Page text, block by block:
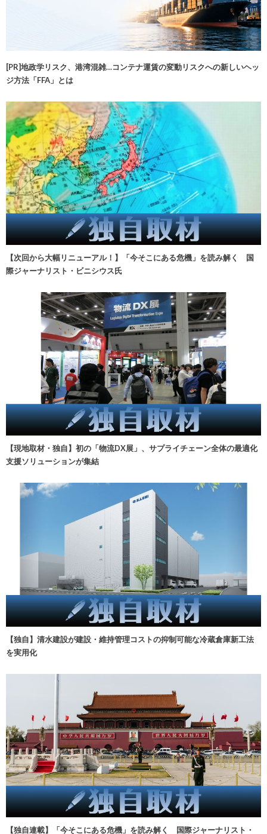
[PR]地政学リスク、港湾混雑…コンテナ運賃の変動リスクへの新しいヘッ
ジ方法「FFA」とは
【次回から大幅リニューアル！】「今そこにある危機」を読み解く 国
際ジャーナリスト・ビニシウス氏
【現地取材・独自】初の「物流DX展」、サプライチェーン全体の最適化
支援ソリューションが集結
【独自】清水建設が建設・維持管理コストの抑制可能な冷蔵倉庫新工法
を実用化
【独自連載】「今そこにある危機」を読み解く 国際ジャーナリスト・